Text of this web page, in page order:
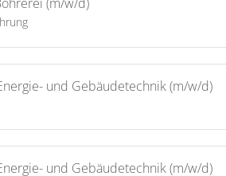
und Gebäudetechnik (m/w/d)
und Gebäudetechnik (m/w/d)